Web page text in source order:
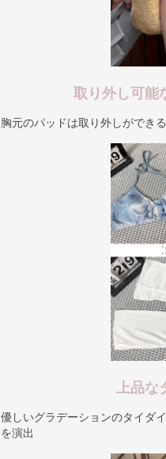
取り外し可能
胸元のパッドは取り外しができ
上品な
優しいグラデーションのタイダ
を演出